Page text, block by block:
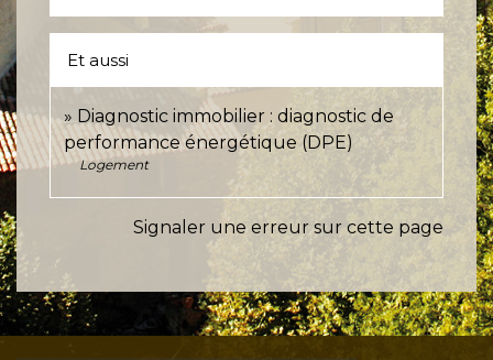
Et aussi
Diagnostic immobilier : diagnostic de
performance énergétique (DPE)
Logement
Signaler une erreur sur cette page